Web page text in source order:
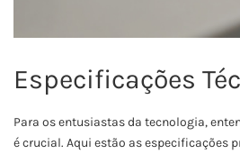
Especificações
Para os entusiastas da tecnologia,
é crucial. Aqui estão as especificações